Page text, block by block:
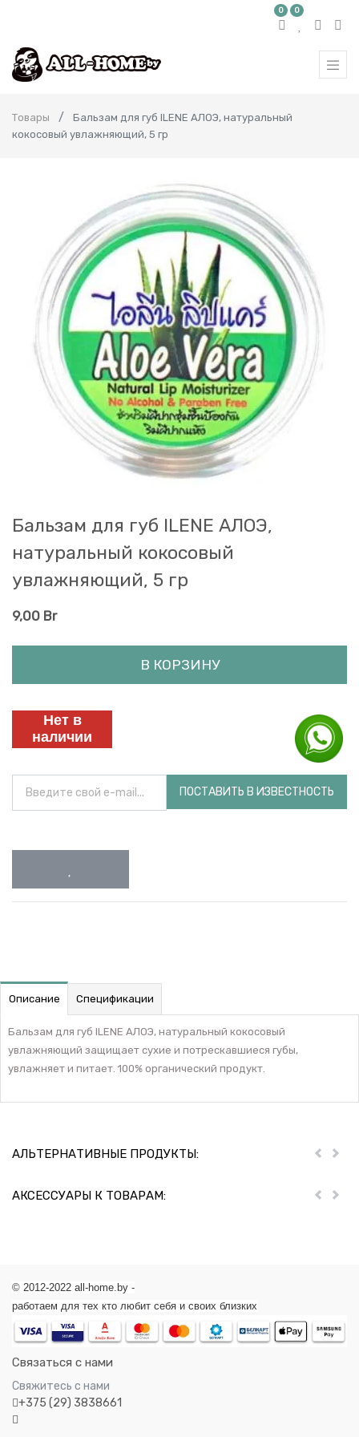
0 0
Товары
Бальзам для губ ILENE АЛОЭ, натуральный
кокосовый увлажняющий, 5 гр
Бальзам для губ ILENE АЛОЭ,
натуральный кокосовый
увлажняющий, 5 гр
9,00 Br
В КОРЗИНУ
Нет в
наличии
ПОСТАВИТЬ В ИЗВЕСТНОСТЬ
Описание Спецификации
Бальзам для губ ILENE АЛОЭ, натуральный кокосовый
увлажняющий защищает сухие и потрескавшиеся губы,
увлажняет и питает. 100% органический продукт.
АЛЬТЕРНАТИВНЫЕ ПРОДУКТЫ: Пред
АКСЕССУАРЫ К ТОВАРАМ: Пред
© 2012-2022 all-home.by -
работаем для тех кто любит себя и своих близких
Связаться с нами
Свяжитесь с нами
+375 (29) 3838661